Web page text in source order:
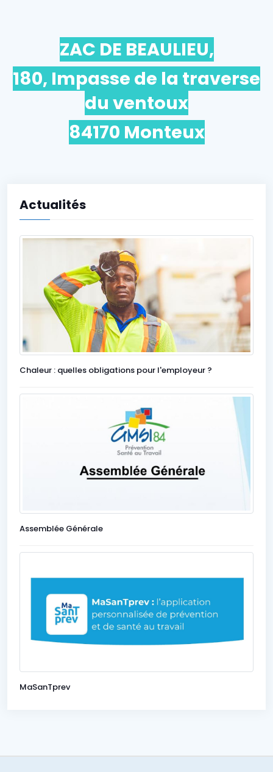
ZAC DE BEAULIEU,
180, Impasse de la traverse
du ventoux
84170 Monteux
Actualités
Chaleur : quelles obligations pour l'employeur ?
Assemblée Générale
MaSanTprev